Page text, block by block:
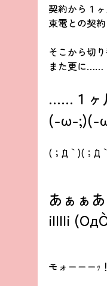
契約から１
東電との契
そこから切
また更に……
……１ヶ
(-ω-;)(-
(；´Д｀)(；´Д
あぁぁ
il||li
モォーーーｯ